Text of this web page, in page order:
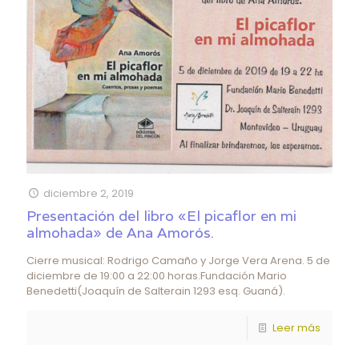
diciembre 2, 2019
Presentación del libro «El picaflor en mi
almohada» de Ana Amorós.
Cierre musical: Rodrigo Camaño y Jorge Vera Arena. 5 de
diciembre de 19:00 a 22:00 horas.Fundación Mario
Benedetti(Joaquín de Salterain 1293 esq. Guaná).
Leer más